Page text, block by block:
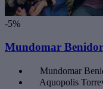
-5%
Mundomar
Mundomar
Aquopolis